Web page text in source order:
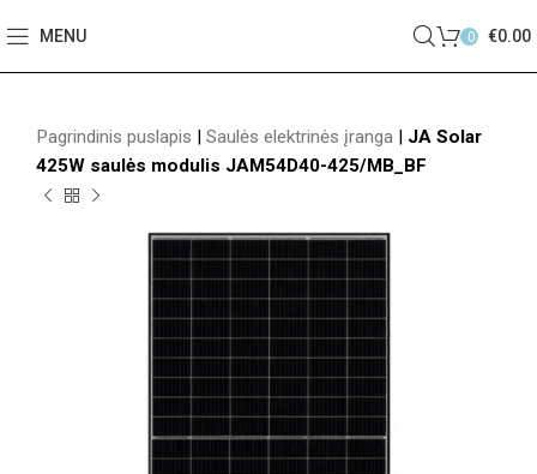
MENU 0 €0.00
Pagrindinis puslapis | Saulės elektrinės įranga | JA Solar
425W saulės modulis JAM54D40-425/MB_BF